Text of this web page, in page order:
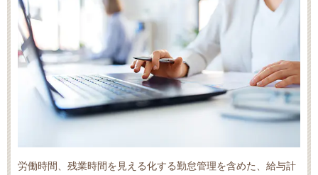
労働時間、残業時間を見える化する勤怠管理を含めた、給与計